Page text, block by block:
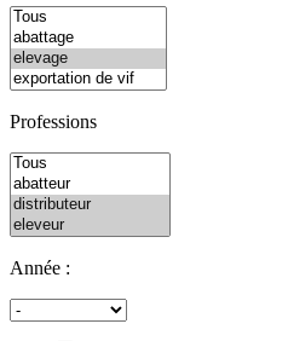
Professions
Année :